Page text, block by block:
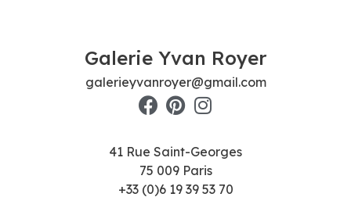
Galerie Yvan Royer
galerieyvanroyer@gmail.com
41 Rue Saint-Georges
75 009 Paris
+33 (0)6 19 39 53 70